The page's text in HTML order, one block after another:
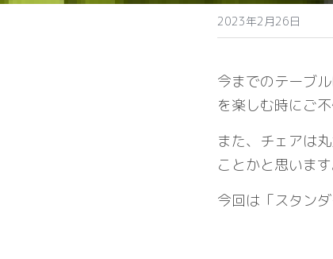
2023年2月26日
今までのテーブ
を楽しむ時にご
また、チェアは
ことかと思います
今回は「スタン